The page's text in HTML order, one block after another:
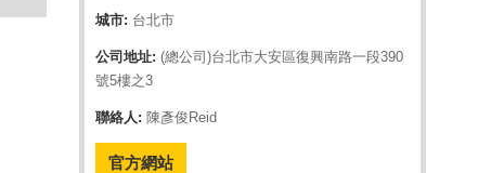
城市: 台北市
公司地址: (總公司)台北市大安區復興南路一段390
號5樓之3
聯絡人: 陳彥俊Reid
官方網站